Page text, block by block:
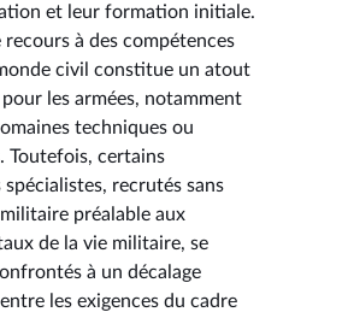
et leur formation initiale.
recours à des compétences
civil constitue un atout
les armées, notamment
techniques ou
Toutefois, certains
spécialistes, recrutés sans
préalable aux
de la vie militaire, se
à un décalage
les exigences du cadre